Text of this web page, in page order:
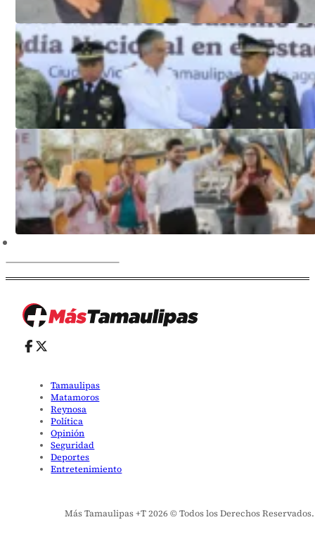
Tamaulipas
Matamoros
Reynosa
Política
Opinión
Seguridad
Deportes
Entretenimiento
Más Tamaulipas +T 2026 © Todos los Derechos